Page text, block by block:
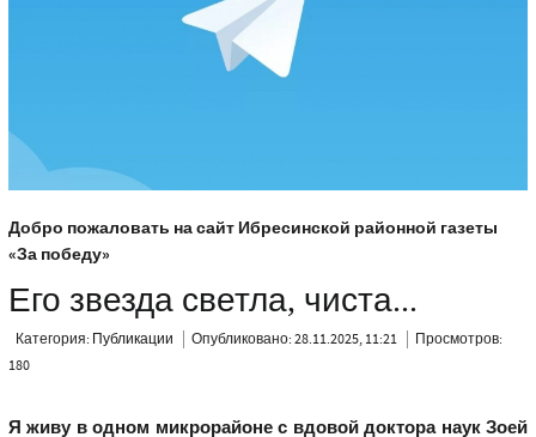
Добро пожаловать на сайт Ибресинской районной газеты
«За победу»
Его звезда светла, чиста...
Категория: Публикации Опубликовано: 28.11.2025, 11:21
Просмотров:
180
Я живу в одном микрорайоне с вдовой доктора наук Зоей